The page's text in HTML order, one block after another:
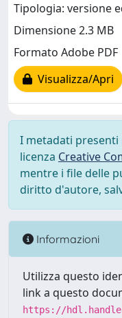
Tipologia: versione
Dimensione 2.3 MB
Formato Adobe PDF
Visualizza/Apri
I metadati presenti
licenza Creative
mentre i file delle
diritto d'autore,
Informazioni
Utilizza questo
link a questo
https://